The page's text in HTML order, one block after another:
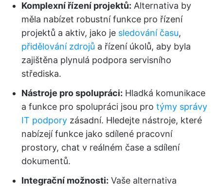
Komplexní řízení projektů: Alternativa by
měla nabízet robustní funkce pro řízení
projektů a aktiv, jako je sledování času,
přidělování zdrojů a řízení úkolů, aby byla
zajištěna plynulá podpora servisního
střediska.
Nástroje pro spolupráci: Hladká komunikace
a funkce pro spolupráci jsou pro týmy správy
IT podpory zásadní. Hledejte nástroje, které
nabízejí funkce jako sdílené pracovní
prostory, chat v reálném čase a sdílení
dokumentů.
Integrační možnosti: Vaše alternativa